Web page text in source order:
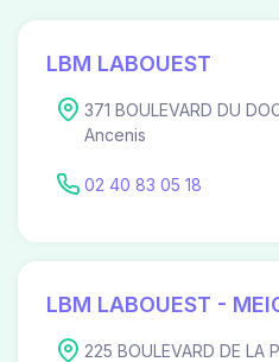
LBM LABOUEST
371 BOULEVARD DU
Ancenis
02 40 83 05 18
LBM LABOUEST -
225 BOULEVARD DE LA